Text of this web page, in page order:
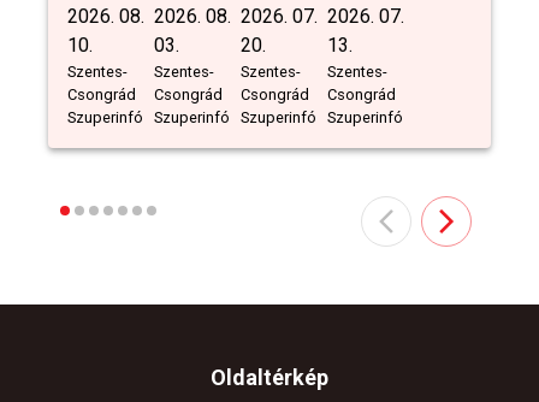
2026. 08.
10.
Szentes-
Csongrád
Szuperinfó
2026. 08.
03.
Szentes-
Csongrád
Szuperinfó
2026. 07.
20.
Szentes-
Csongrád
Szuperinfó
2026. 07.
13.
Szentes-
Csongrád
Szuperinfó
Oldaltérkép